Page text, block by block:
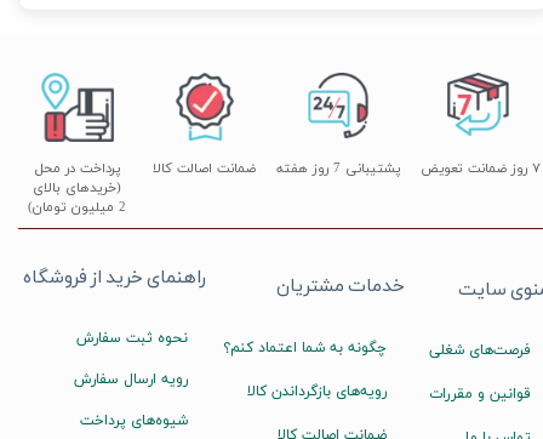
پشتیبانی 7 روز هفته
پرداخت در محل
(خریدهای بالای
2 میلیون تومان)
۷ روز ضمانت تعویض ضمانت اصالت کالا
راهنمای خرید از فروشگاه
نحوه ثبت سفارش
رویه ارسال سفارش
شیوه‌های پرداخت
خدمات مشتریان
چگونه به شما اعتماد کنم؟
رویه‌های بازگرداندن کالا
ضمانت اصالت کالا
سایت
فرصت‌های شغلی
قوانین و مقررات